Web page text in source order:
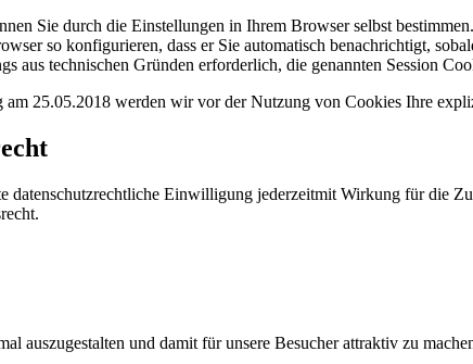
Sie durch die Einstellungen in Ihrem Browser selbst
so konfigurieren, dass er Sie automatisch benachrichtigt,
aus technischen Gründen erforderlich, die genannten Session
25.05.2018 werden wir vor der Nutzung von Cookies Ihre
datenschutzrechtliche Einwilligung jederzeitmit Wirkung für die
auszugestalten und damit für unsere Besucher attraktiv zu